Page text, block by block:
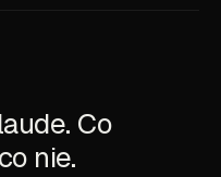
Co
nie.